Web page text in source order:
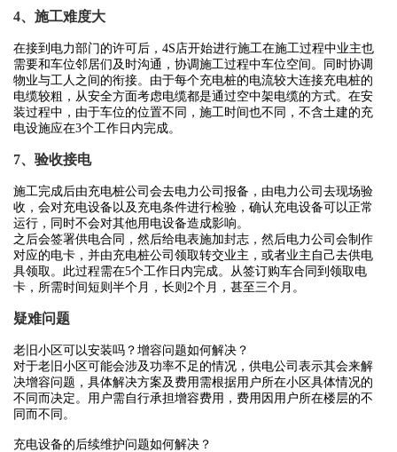
4、施工难度大
在接到电力部门的许可后，4S店开始进行施工在施工过程中业主也
需要和车位邻居们及时沟通，协调施工过程中车位空间。同时协调
物业与工人之间的衔接。由于每个充电桩的电流较大连接充电桩的
电缆较粗，从安全方面考虑电缆都是通过空中架电缆的方式。在安
装过程中，由于车位的位置不同，施工时间也不同，不含土建的充
电设施应在3个工作日内完成。
7、验收接电
施工完成后由充电桩公司会去电力公司报备，由电力公司去现场验
收，会对充电设备以及充电条件进行检验，确认充电设备可以正常
运行，同时不会对其他用电设备造成影响。
之后会签署供电合同，然后给电表施加封志，然后电力公司会制作
对应的电卡，并由充电桩公司领取转交业主，或者业主自己去供电
具领取。此过程需在5个工作日内完成。从签订购车合同到领取电
卡，所需时间短则半个月，长则2个月，甚至三个月。
疑难问题
老旧小区可以安装吗？增容问题如何解决？
对于老旧小区可能会涉及功率不足的情况，供电公司表示其会来解
决增容问题，具体解决方案及费用需根据用户所在小区具体情况的
不同而决定。用户需自行承担增容费用，费用因用户所在楼层的不
同而不同。
充电设备的后续维护问题如何解决？